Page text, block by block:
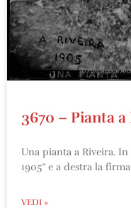
3670 – Pianta
Una pianta a Riveira. In
1905” e a destra la
VEDI »